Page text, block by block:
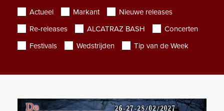
Actueel Markant
Nieuwe releases
Re-releases
ALCATRAZ BASH
Concerten
Festivals
Wedstrijden Tip van de Week